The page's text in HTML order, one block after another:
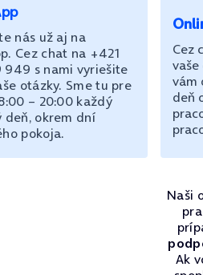
nás už aj na
Cez chat na +421
s nami vyriešite
otázky. Sme tu pre
– 20:00 každý
deň, okrem dní
pokoja.
Cez
vám
deň
Naši
Ak